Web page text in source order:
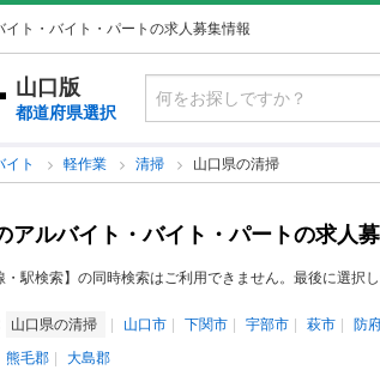
イト・バイト・パートの求人募集情報
山口版
都道府県選択
イト 軽作業 清掃 山口県の清掃
アルバイト・バイト・パートの求人
駅検索】の同時検索はご利用できません。最後に選択し
山口県の清掃 山口市 下関市 宇部市 萩市 防
熊毛郡
大島郡